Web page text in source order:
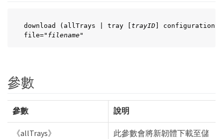
download (allTrays | tray [ trayID ]
file=" filename"
參數
參數 說明
《allTrays》
此參數會將新韌體下載至儲